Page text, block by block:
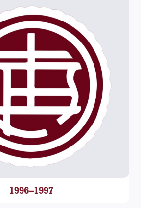
1996–1997